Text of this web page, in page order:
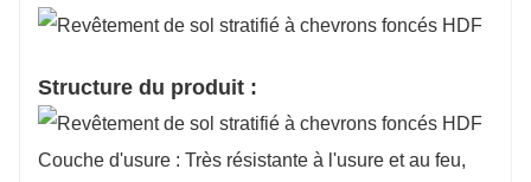
Structure du produit :
Couche d'usure : Très résistante à l'usure et au feu,